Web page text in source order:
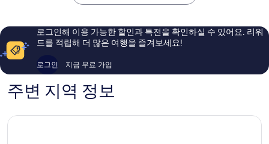
후
기
11
개
이
로그인해 이용 가능한 할인과 특전을 확인하실 수 있어요. 리워
드를 적립해 더 많은 여행을 즐겨보세요!
로그인 지금 무료 가입
주변 지역 정보